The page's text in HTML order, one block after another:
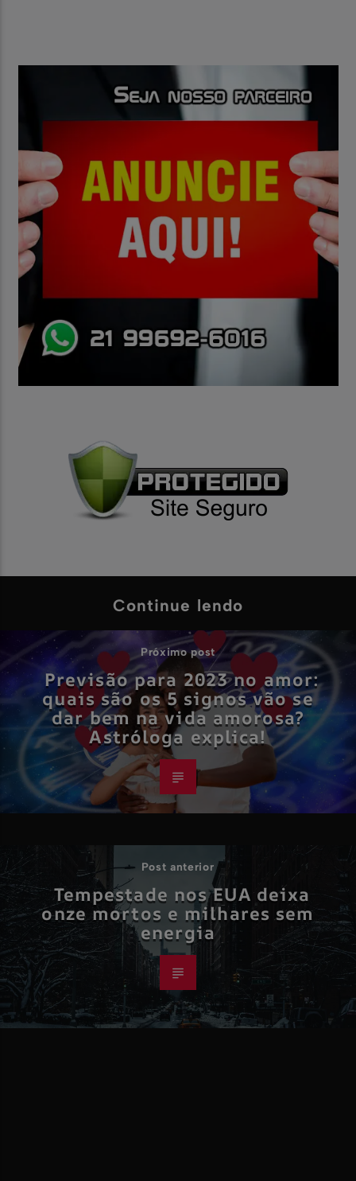
Continue lendo
Próximo post
Previsão para 2023 no amor:
quais são os 5 signos vão se
dar bem na vida amorosa?
Astróloga explica!
Post anterior
Tempestade nos EUA deixa
onze mortos e milhares sem
energia